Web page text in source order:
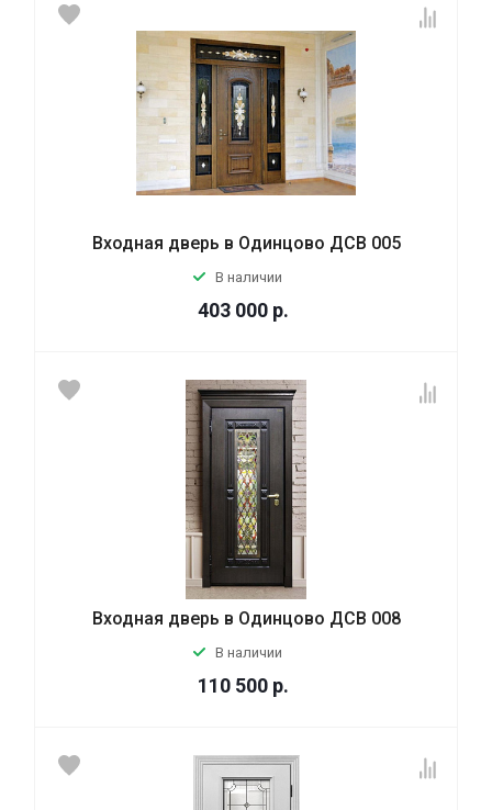
Входная дверь в Одинцово ДСВ 005
В наличии
403 000 р.
Входная дверь в Одинцово ДСВ 008
В наличии
110 500 р.